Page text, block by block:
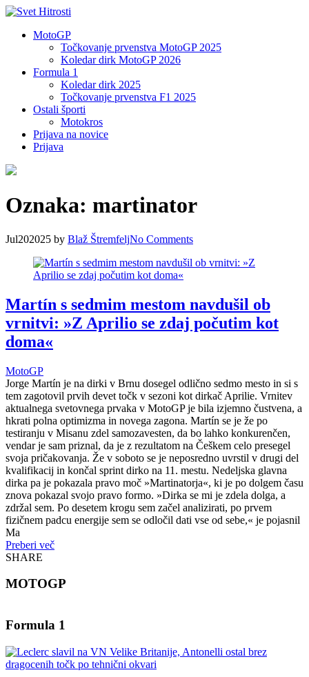
MotoGP
Točkovanje prvenstva MotoGP 2025
Koledar dirk MotoGP 2026
Formula 1
Koledar dirk 2025
Točkovanje prvenstva F1 2025
Ostali športi
Motokros
Prijava na novice
Prijava
Oznaka: martinator
Jul202025 by Blaž ŠtremfeljNo Comments
Martín s sedmim mestom navdušil ob
vrnitvi: »Z Aprilio se zdaj počutim kot
doma«
MotoGP
Jorge Martín je na dirki v Brnu dosegel odlično sedmo mesto in si s
tem zagotovil prvih devet točk v sezoni kot dirkač Aprilie. Vrnitev
aktualnega svetovnega prvaka v MotoGP je bila izjemno čustvena, a
hkrati polna optimizma in novega zagona. Martín se je že po
testiranju v Misanu zdel samozavesten, da bo lahko konkurenčen,
vendar je sam priznal, da je z rezultatom na Češkem celo presegel
svoja pričakovanja. Že v soboto se je neposredno uvrstil v drugi del
kvalifikacij in končal sprint dirko na 11. mestu. Nedeljska glavna
dirka pa je pokazala pravo moč »Martinatorja«, ki je po dolgem času
znova pokazal svojo pravo formo. »Dirka se mi je zdela dolga, a
zdržal sem. Po desetem krogu sem začel analizirati, po prvem
fizičnem padcu energije sem se odločil dati vse od sebe,« je pojasnil
Ma
Preberi več
SHARE
MOTOGP
Formula 1